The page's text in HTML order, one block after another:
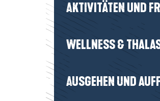
AKTIVITÄTEN UND
WELLNESS &
AUSGEHEN UND